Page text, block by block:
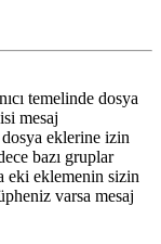
temelinde dosya
mesaj
eklerine izin
bazı gruplar
eki eklemenin sizin
varsa mesaj